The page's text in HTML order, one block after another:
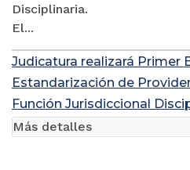
Disciplinaria.
El...
Judicatura realizará Primer
Estandarización de
Función Jurisdiccional
Más detalles